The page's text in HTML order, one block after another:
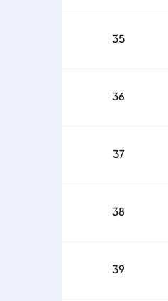
35
36
37
38
39